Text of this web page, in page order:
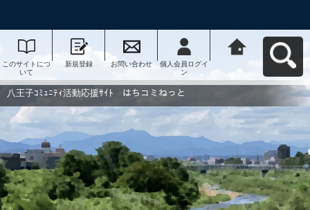
このサイトにつ
いて
新規登録 お問い合わせ
個人会員ログイ
ン
動応援ｻｲﾄ はち
コミねっとへ戻
八王子ｺﾐｭﾆﾃｨ活動応援ｻｲﾄ はちコミねっと